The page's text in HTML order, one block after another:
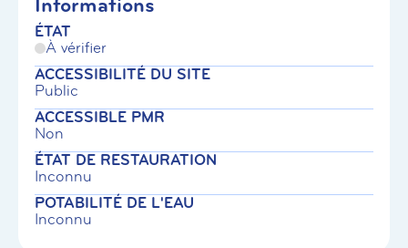
ÉTAT
À vérifier
ACCESSIBILITÉ DU SITE
Public
ACCESSIBLE PMR
Non
ÉTAT DE RESTAURATION
Inconnu
POTABILITÉ DE L'EAU
Inconnu